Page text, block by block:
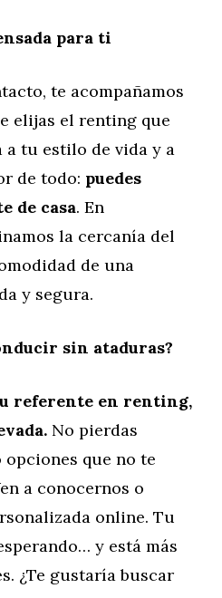
para ti
te acompañamos
elijas el renting que
a tu estilo de vida y a
de todo: puedes
de casa. En
la cercanía del
de una
y segura.
sin ataduras?
referente en renting,
No pierdas
que no te
a conocernos o
online. Tu
y está más
¿Te gustaría buscar